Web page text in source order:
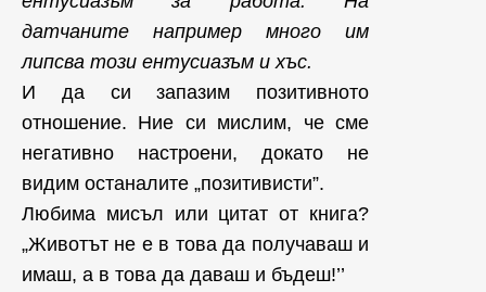
датчаните например много им
липсва този ентусиазъм и хъс.
И да си запазим позитивното
отношение. Ние си мислим, че сме
негативно настроени, докато не
видим останалите „позитивисти”.
Любима мисъл или цитат от книга?
„Животът не е в това да получаваш и
имаш, а в това да даваш и бъдеш!’’